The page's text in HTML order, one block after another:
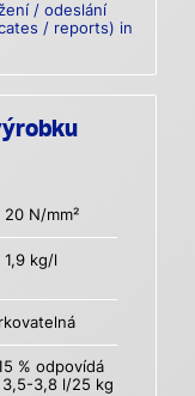
/ odeslání
/ reports) in
20 N/mm²
1,9 kg/l
% odpovídá
3,5-3,8 l/25 kg